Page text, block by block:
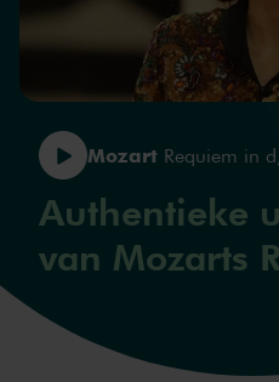
Mozart Requiem in
Authentieke
van Mozarts